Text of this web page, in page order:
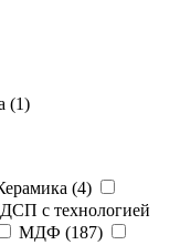
(1)
(4)
с технологией
МДФ (187)